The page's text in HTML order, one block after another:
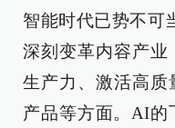
智能时代已势不可
深刻变革内容产业
生产力、激活高质
产品等方面。AI的